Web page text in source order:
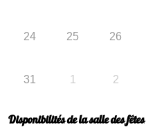
24 25 26
31 1 2
Disponibilités de la salle des fêtes